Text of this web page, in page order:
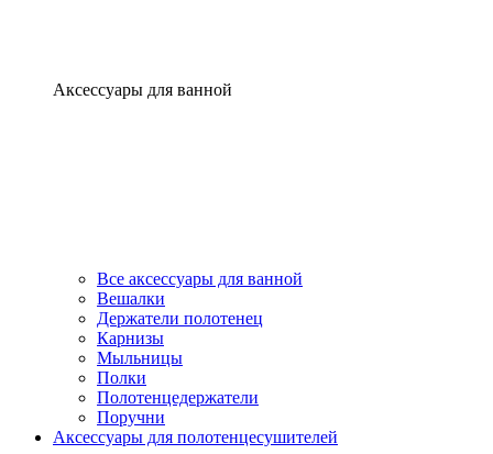
Аксессуары для ванной
Все аксессуары для ванной
Вешалки
Держатели полотенец
Карнизы
Мыльницы
Полки
Полотенцедержатели
Поручни
Аксессуары для полотенцесушителей